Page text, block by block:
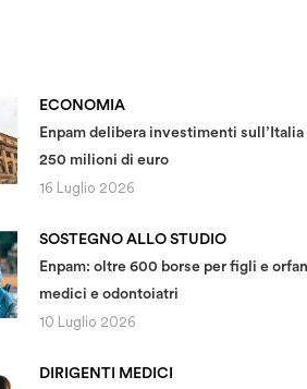
ECONOMIA
Enpam delibera investimenti sull’Italia
250 milioni di euro
16 Luglio 2026
SOSTEGNO ALLO STUDIO
Enpam: oltre 600 borse per figli e
medici e odontoiatri
10 Luglio 2026
DIRIGENTI MEDICI